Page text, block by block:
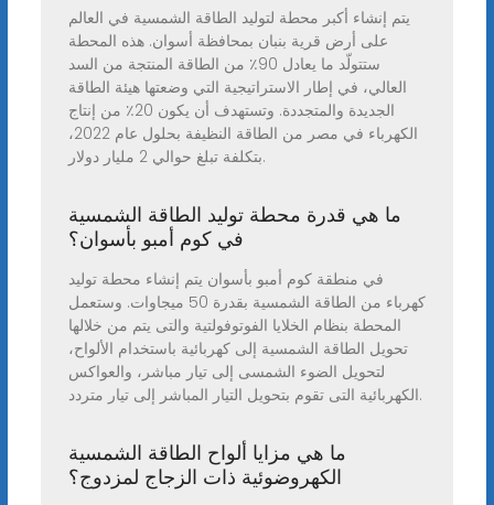
يتم إنشاء أكبر محطة لتوليد الطاقة الشمسية في العالم
على أرض قرية بنبان بمحافظة أسوان. هذه المحطة
ستتولّد ما يعادل 90٪ من الطاقة المنتجة من السد
العالي، في إطار الاستراتيجية التي وضعتها هيئة الطاقة
الجديدة والمتجددة. وتستهدف أن يكون 20٪ من إنتاج
الكهرباء في مصر من الطاقة النظيفة بحلول عام 2022،
بتكلفة تبلغ حوالي 2 مليار دولار.
ما هي قدرة محطة توليد الطاقة الشمسية
في كوم أمبو بأسوان؟
في منطقة كوم أمبو بأسوان يتم إنشاء محطة توليد
كهرباء من الطاقة الشمسية بقدرة 50 ميجاوات. وستعمل
المحطة بنظام الخلايا الفوتوفولتية والتى يتم من خلالها
تحويل الطاقة الشمسية إلى كهربائية باستخدام الألواح،
لتحويل الضوء الشمسى إلى تيار مباشر، والعواكس
الكهربائية التى تقوم بتحويل التيار المباشر إلى تيار متردد.
ما هي مزايا ألواح الطاقة الشمسية
الكهروضوئية ذات الزجاج لمزدوج؟